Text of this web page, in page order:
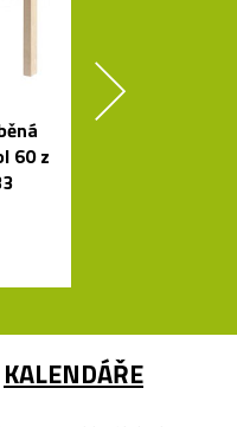
60 z
KALENDÁŘE